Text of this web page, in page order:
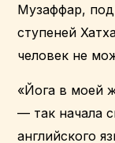
Музаффар,
ступеней
человек не
«Йога в моей
— так начала
английского